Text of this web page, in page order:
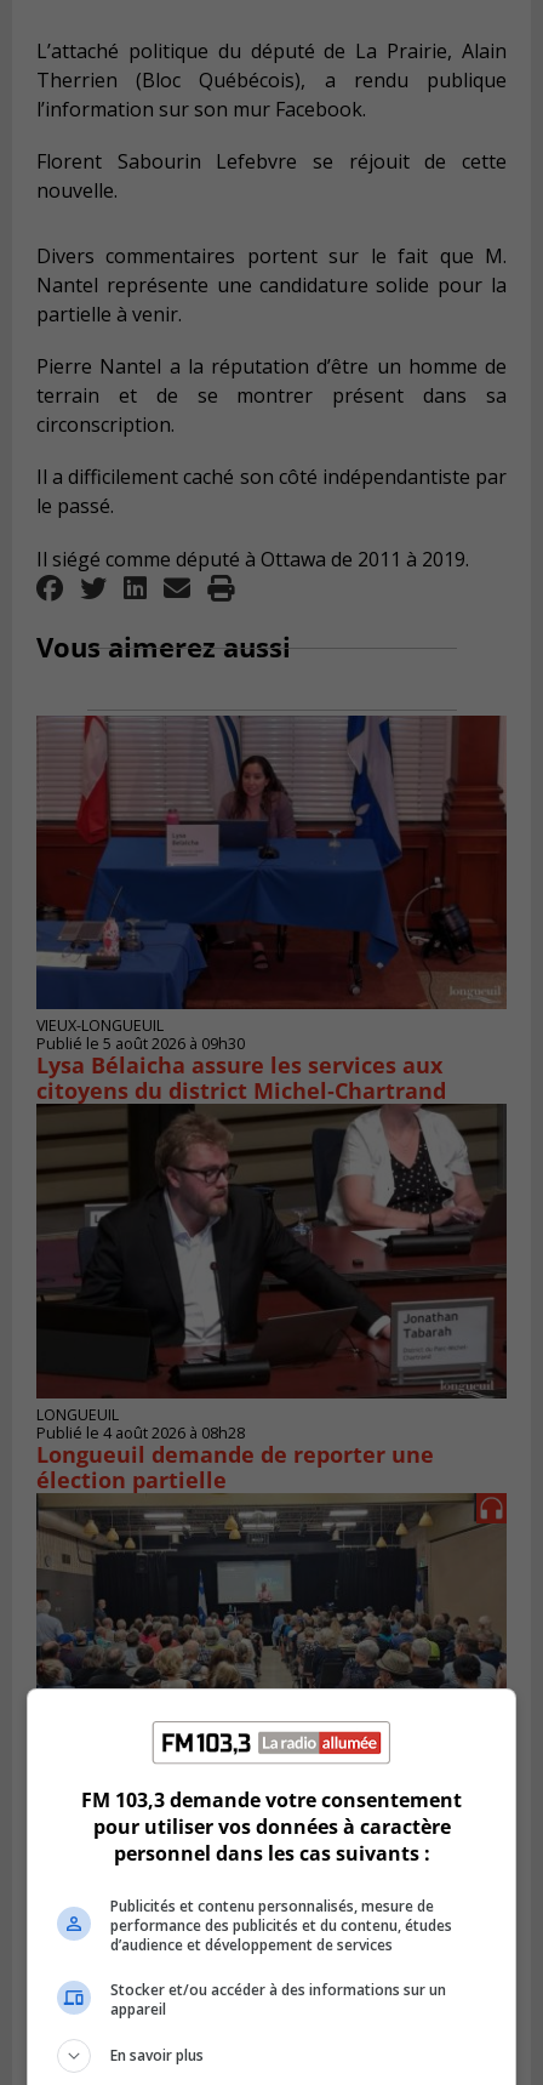
L’attaché politique du député de La Prairie, Alain
Therrien (Bloc Québécois), a rendu publique
l’information sur son mur Facebook.
Florent Sabourin Lefebvre se réjouit de cette
nouvelle.
Divers commentaires portent sur le fait que M.
Nantel représente une candidature solide pour la
partielle à venir.
Pierre Nantel a la réputation d’être un homme de
terrain et de se montrer présent dans sa
circonscription.
Il a difficilement caché son côté indépendantiste par
le passé.
Il siégé comme député à Ottawa de 2011 à 2019.
Vous aimerez aussi
VIEUX-LONGUEUIL
Publié le 5 août 2026 à 09h30
Lysa Bélaicha assure les services aux
citoyens du district Michel‑Chartrand
LONGUEUIL
Publié le 4 août 2026 à 08h28
Longueuil demande de reporter une
élection partielle
VIEUX-LONGUEUIL
Publié le 3 août 2026 à 14h47
Le Livre bleu rassemble 200 curieux à
Longueuil
FM 103,3 demande votre consentement
pour utiliser vos données à caractère
personnel dans les cas suivants :
Publicités et contenu personnalisés, mesure de
performance des publicités et du contenu, études
d’audience et développement de services
Stocker et/ou accéder à des informations sur un
appareil
En savoir plus